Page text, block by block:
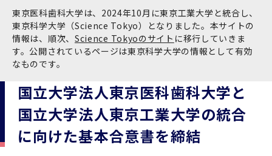
基本理念・沿革
基本理念・沿革トップ
沿革
建物沿革
東京医科歯科大学の特色
学問と教育の聖地 湯島に建つ東京医科歯科大
学
アクセストップ
キャンパスマップ
運営組織
運営組織トップ
広報誌・刊行物
大学案内
学部受験生向け「大学案内」（冊子）
学部入学案内トップ
アドミッション・ポリシー
大学院入学案内
大学院入学案内トップ
聴講生・科目等履修生および大学院研究生募集
学生生活トップ
Science Tokyo SPRING (医歯学系)
今後の博士学生向け支援制度について
令和8年度（2026年度）総合知と癒しの次世代
Science Tokyo BOOST (医歯学系)トップ
令和8年度（2026年度）トップレベルAI研究の
CS（クリニシャン・サイエンティスト）養成支
援制度
教育研究組織等
教育研究組織等トップ
教育理念トップ
ポリシー
医学部（医学科･保健衛生学科）
歯学部（歯学科･口腔保健学科）
大学病院
医科（医系診療部門）
研究・連携トップ
国際交流
東京医科歯科大学は、2024年10月に東京工業大学と統合し、
東京科学大学（Science Tokyo）となりました。本サイトの
情報は、順次、 Science Tokyoのサイト に移行していきま
す。公開されているページは東京科学大学の情報として有効
なものです。
国立大学法人東京医科歯科大学と
国立大学法人東京工業大学の統合
に向けた基本合意書を締結